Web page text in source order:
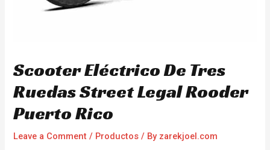
Scooter Eléctrico De Tres
Ruedas Street Legal Rooder
Puerto Rico
Leave a Comment / Productos / By zarekjoel.com